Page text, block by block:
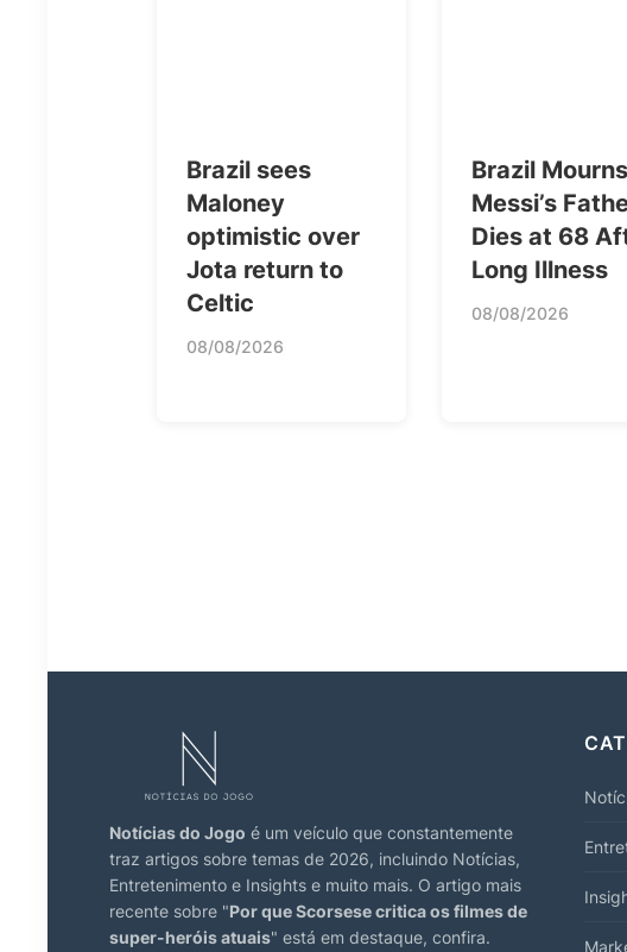
Brazil sees
Maloney
optimistic over
Jota return to
Celtic
08/08/2026
Brazil
Messi’s
Dies at 68
Long Illness
08/08/2026
Notícias do Jogo é um veículo que constantemente
traz artigos sobre temas de 2026, incluindo Notícias,
Entretenimento e Insights e muito mais. O artigo mais
recente sobre "Por que Scorsese critica os filmes de
super-heróis atuais" está em destaque, confira.